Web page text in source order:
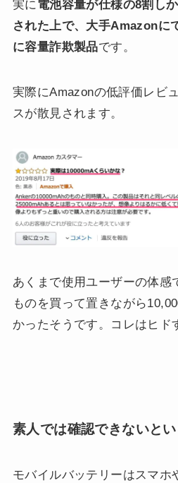
実に電池容量が仕様の8割し
された上で、大手Amazonに
に容量詐欺製品です。
実際にAmazonの低評価レビ
スが散見されます。
あくまで使用ユーザーの体感
ものを買って置きながら
かったそうです。コレはヒド
素人では確認できないと
モバイルバッテリーはスマホ